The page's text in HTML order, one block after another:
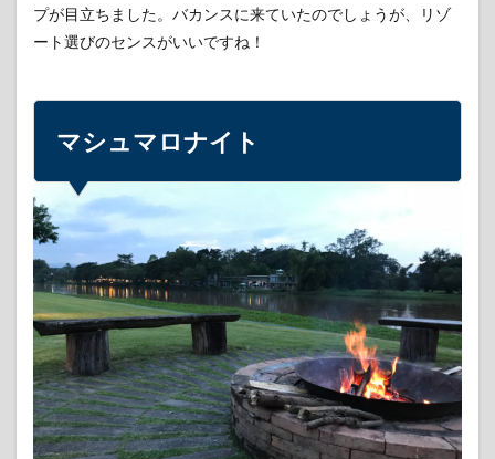
プが目立ちました。バカンスに来ていたのでしょうが、リゾ
ート選びのセンスがいいですね！
マシュマロナイト